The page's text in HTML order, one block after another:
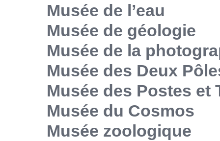
Musée de l’eau
Musée de géologie
Musée de la
Musée des Deux
Musée des Postes
Musée du Cosmos
Musée zoologique